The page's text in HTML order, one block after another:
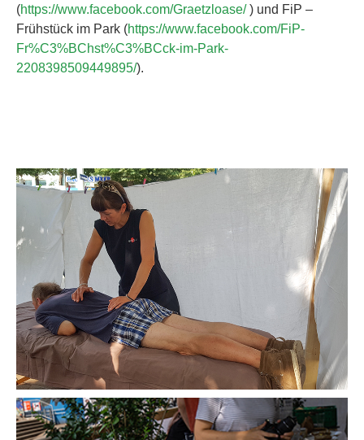
(https://www.facebook.com/Graetzloase/) und FiP –
Frühstück im Park (https://www.facebook.com/FiP-
Fr%C3%BChst%C3%BCck-im-Park-
2208398509449895/).